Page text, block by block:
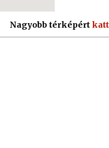
Nagyobb térképért